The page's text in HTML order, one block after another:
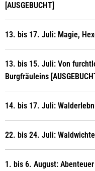
[AUSGEBUCHT]
13. bis 17. Juli: Magie,
13. bis 15. Juli: Von
Burgfräuleins
14. bis 17. Juli:
22. bis 24. Juli:
1. bis 6. August: